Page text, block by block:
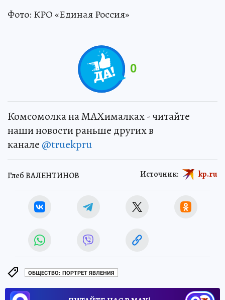
Фото: КРО «Единая Россия»
0
Комсомолка на MAXималках - читайте
наши новости раньше других в
канале @truekpru
Глеб ВАЛЕНТИНОВ Источник: kp.ru
ОБЩЕСТВО: ПОРТРЕТ ЯВЛЕНИЯ